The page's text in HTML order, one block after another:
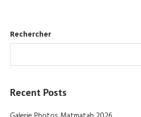
Rechercher
Recent Posts